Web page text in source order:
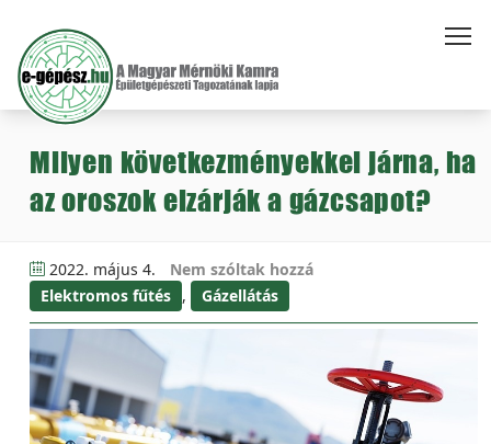
Milyen következményekkel járna, ha
az oroszok elzárják a gázcsapot?
2022. május 4.
Nem szóltak hozzá
Elektromos fűtés , Gázellátás